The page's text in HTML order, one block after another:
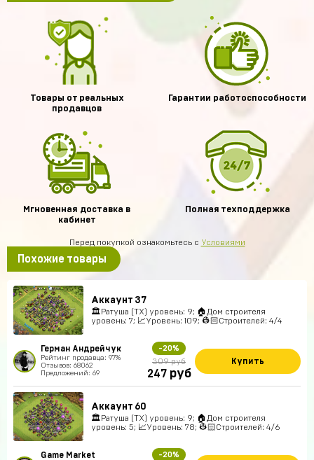
Товары от реальных
продавцов
Гарантии работоспособности
Мгновенная доставка в
кабинет
Полная техподдержка
Перед покупкой ознакомьтесь с Условиями
Похожие товары
Аккаунт 37
🏛Ратуша (ТХ) уровень: 9; 🏠Дом строителя
уровень: 7; 📈Уровень: 109; 👷🏻Строителей: 4/4
Герман Андрейчук
Рейтинг продавца: 97%
Отзывов: 68062
Предложений: 69
-20%
309 руб
247 руб
Купить
Аккаунт 60
🏛Ратуша (ТХ) уровень: 9; 🏠Дом строителя
уровень: 5; 📈Уровень: 78; 👷🏻Строителей: 4/6
Game Market -20%